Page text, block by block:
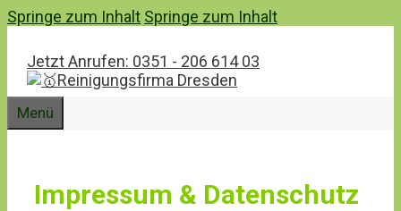
Springe zum Inhalt Springe zum Inhalt
Jetzt Anrufen: 0351 - 206 614 03
Menü
Impressum & Datenschutz